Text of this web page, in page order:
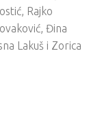
Rajko
Đina
Lakuš i Zorica